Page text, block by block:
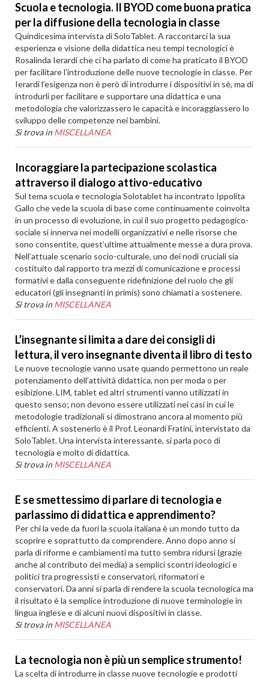
Scuola e tecnologia. Il BYOD come buona pratica
per la diffusione della tecnologia in classe
Quindicesima intervista di SoloTablet. A raccontarci la sua
esperienza e visione della didattica neu tempi tecnologici è
Rosalinda Ierardi che ci ha parlato di come ha praticato il BYOD
per facilitare l'introduzione delle nuove tecnologie in classe. Per
Ierardi l’esigenza non è però di introdurre i dispositivi in sè, ma di
introdurli per facilitare e supportare una didattica e una
metodologia che valorizzassero le capacità e incoraggiassero lo
sviluppo delle competenze nei bambini.
Si trova in MISCELLANEA
Incoraggiare la partecipazione scolastica
attraverso il dialogo attivo-educativo
Sul tema scuola e tecnologia Solotablet ha incontrato Ippolita
Gallo che vede la scuola di base come continuamente coinvolta
in un processo di evoluzione, in cui il suo progetto pedagogico-
sociale si innerva nei modelli organizzativi e nelle risorse che
sono consentite, quest’ultime attualmente messe a dura prova.
Nell’attuale scenario socio-culturale, uno dei nodi cruciali sia
costituito dal rapporto tra mezzi di comunicazione e processi
formativi e dalla conseguente ridefinizione del ruolo che gli
educatori (gli insegnanti in primis) sono chiamati a sostenere.
Si trova in MISCELLANEA
L’insegnante si limita a dare dei consigli di
lettura, il vero insegnante diventa il libro di testo
Le nuove tecnologie vanno usate quando permettono un reale
potenziamento dell’attività didattica, non per moda o per
esibizione. LIM, tablet ed altri strumenti vanno utilizzati in
questo senso; non devono essere utilizzati nei casi in cui le
metodologie tradizionali si dimostrano ancora al momento più
efficienti. A sostenerlo è il Prof. Leonardi Fratini, intervistato da
SoloTablet. Una intervista interessante, si parla poco di
tecnologia e molto di didattica.
Si trova in MISCELLANEA
E se smettessimo di parlare di tecnologia e
parlassimo di didattica e apprendimento?
Per chi la vede da fuori la scuola italiana è un mondo tutto da
scoprire e soprattutto da comprendere. Anno dopo anno si
parla di riforme e cambiamenti ma tutto sembra ridursi (grazie
anche al contributo dei media) a semplici scontri ideologici e
politici tra progressisti e conservatori, riformatori e
conservatori. Da anni si parla di rendere la scuola tecnologica ma
il risultato è la semplice introduzione di nuove terminologie in
lingua inglese e di alcuni nuovi dispositivi in classe.
Si trova in MISCELLANEA
La tecnologia non è più un semplice strumento!
La scelta di introdurre in classe nuove tecnologie e prodotti